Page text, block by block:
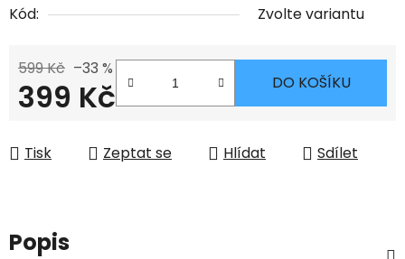
Kód:
Zvolte variantu
599 Kč –33 %
399 Kč DO KOŠÍKU
Tisk Zeptat se Hlídat Sdílet
Popis